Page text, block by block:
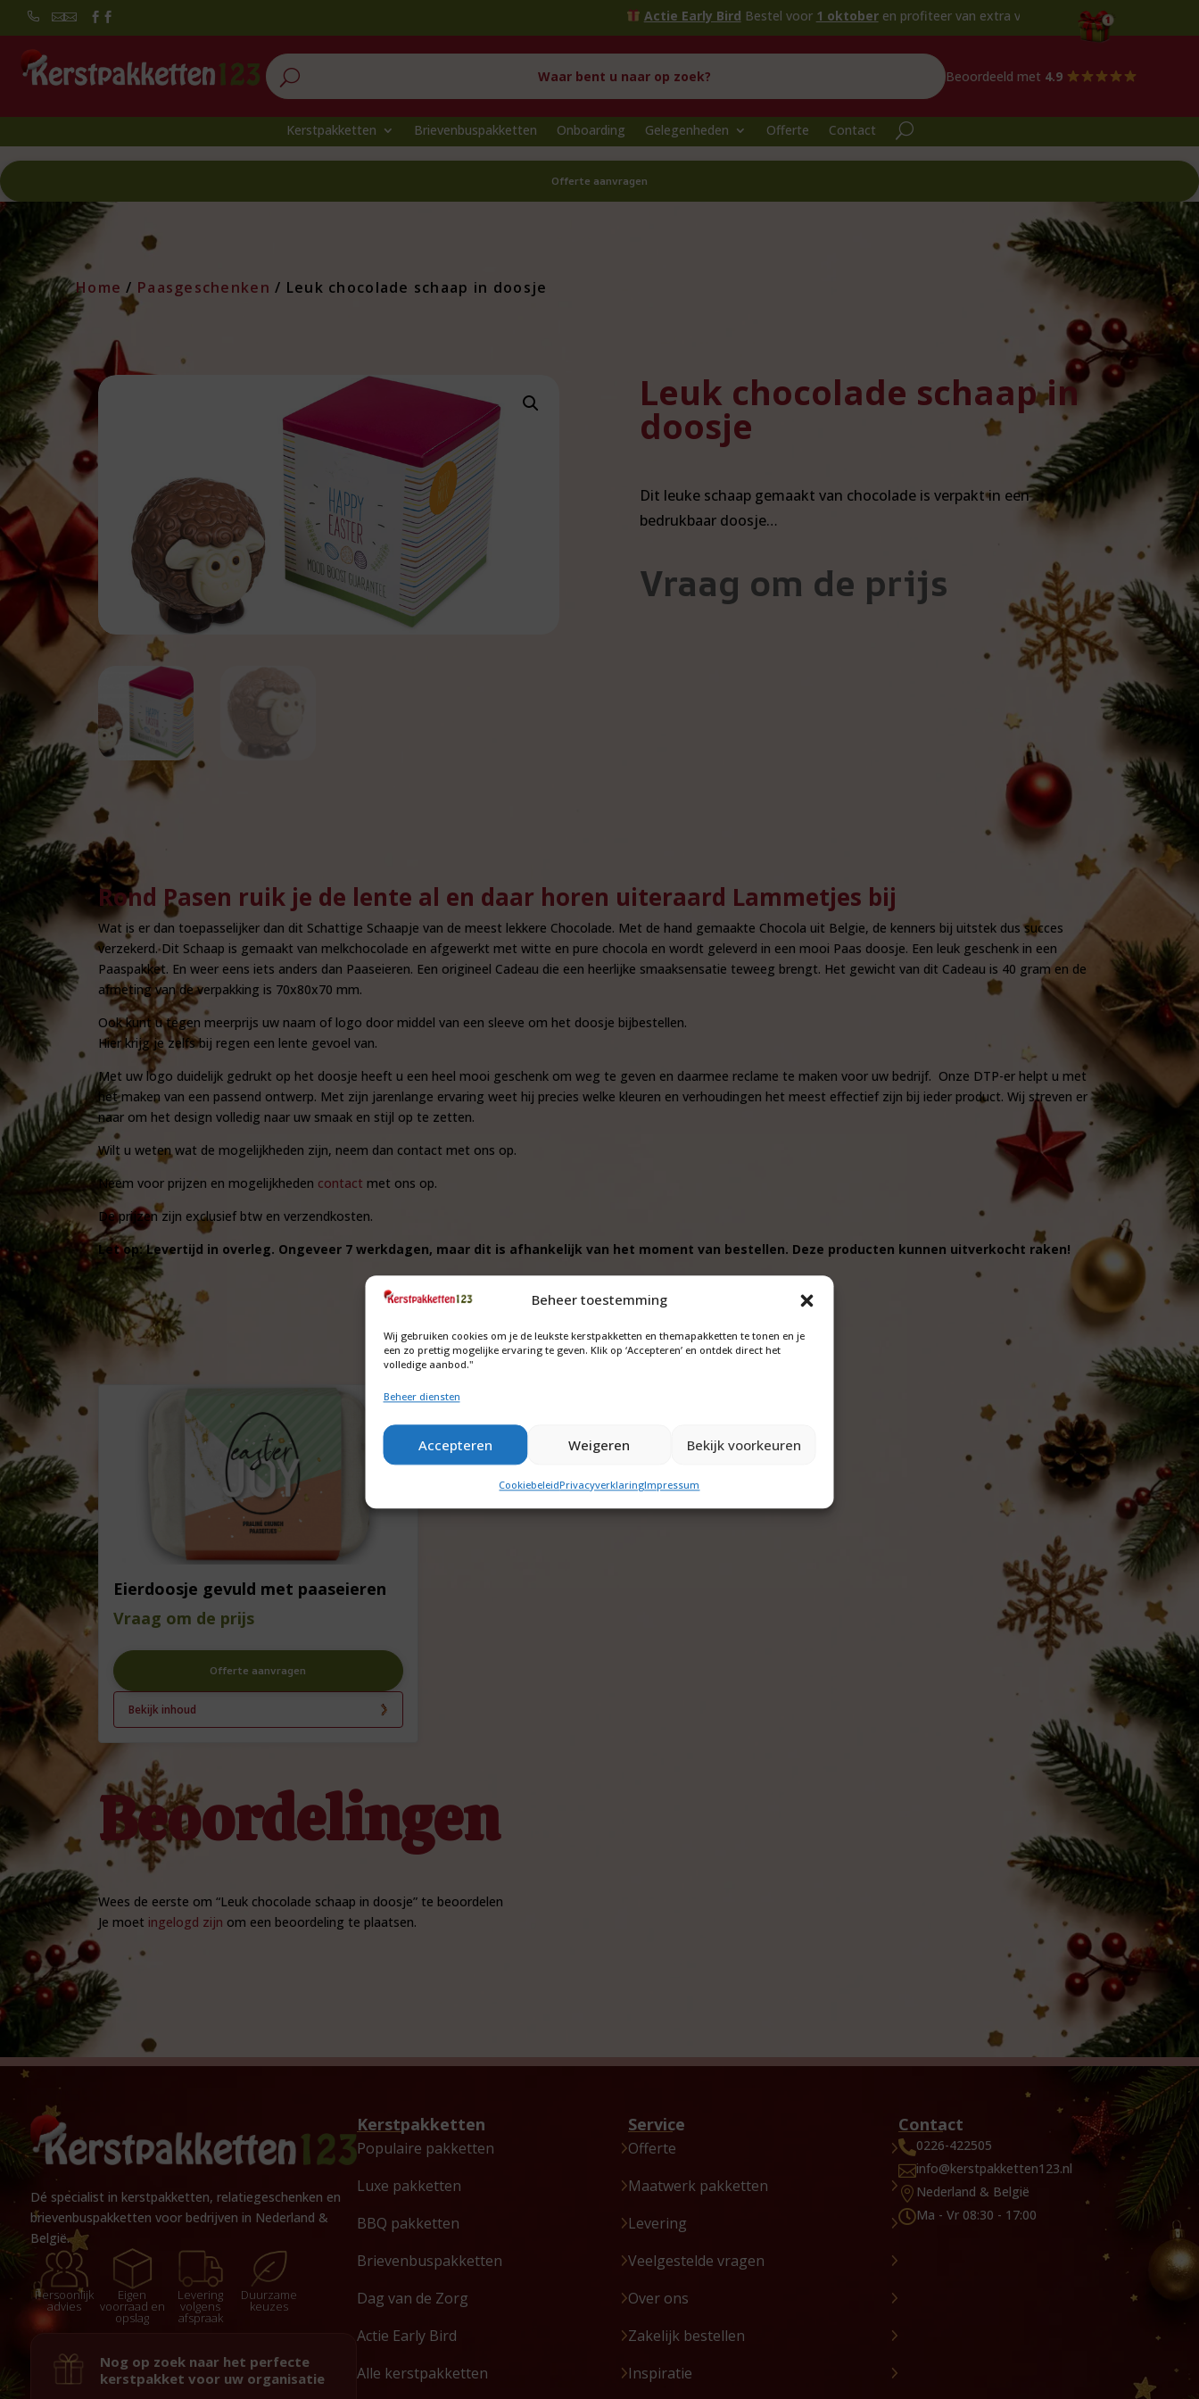
Beheer toestemming
Wij gebruiken cookies om je de leukste kerstpakketten en themapakketten te tonen en je
een zo prettig mogelijke ervaring te geven. Klik op ‘Accepteren’ en ontdek direct het
volledige aanbod."
Beheer diensten
Accepteren Weigeren Bekijk voorkeuren
CookiebeleidPrivacyverklaringImpressum
  Actie Early BirdBestel voor 1 oktoberen profiteer van extra voordeel!
U Beoordeeld met 4.9
Kerstpakketten Brievenbuspakketten Onboarding Gelegenheden Offerte Contact
Offerte aanvragen
Home / Paasgeschenken / Leuk chocolade schaap in doosje
Leuk chocolade schaap in
doosje
Dit leuke schaap gemaakt van chocolade is verpakt in een
bedrukbaar doosje…
Vraag om de prijs
Rond Pasen ruik je de lente al en daar horen uiteraard Lammetjes bij
Wat is er dan toepasselijker dan dit Schattige Schaapje van de meest lekkere Chocolade. Met de hand gemaakte Chocola uit Belgie, de kenners bij uitstek dus succes
verzekerd. Dit Schaap is gemaakt van melkchocolade en afgewerkt met witte en pure chocola en wordt geleverd in een mooi Paas doosje. Een leuk geschenk in een
Paaspakket. En weer eens iets anders dan Paaseieren. Een origineel Cadeau die een heerlijke smaaksensatie teweeg brengt. Het gewicht van dit Cadeau is 40 gram en de
afmeting van de verpakking is 70x80x70 mm.
Ook kunt u tegen meerprijs uw naam of logo door middel van een sleeve om het doosje bijbestellen.
Hier krijg je zelfs bij regen een lente gevoel van.
Met uw logo duidelijk gedrukt op het doosje heeft u een heel mooi geschenk om weg te geven en daarmee reclame te maken voor uw bedrijf. Onze DTP-er helpt u met
het maken van een passend ontwerp. Met zijn jarenlange ervaring weet hij precies welke kleuren en verhoudingen het meest effectief zijn bij ieder product. Wij streven er
naar om het design volledig naar uw smaak en stijl op te zetten.
Wilt u weten wat de mogelijkheden zijn, neem dan contact met ons op.
Neem voor prijzen en mogelijkheden contact met ons op.
De prijzen zijn exclusief btw en verzendkosten.
Let op: Levertijd in overleg. Ongeveer 7 werkdagen, maar dit is afhankelijk van het moment van bestellen. Deze producten kunnen uitverkocht raken!
Eierdoosje gevuld met paaseieren
Vraag om de prijs
Offerte aanvragen
Bekijk inhoud
Beoordelingen
Wees de eerste om “Leuk chocolade schaap in doosje” te beoordelen
Je moet ingelogd zijn om een beoordeling te plaatsen.
Dé specialist in kerstpakketten, relatiegeschenken en
brievenbuspakketten voor bedrijven in Nederland &
België.
Persoonlijk
advies
Eigen
voorraad en
opslag
Levering
volgens
afspraak
Duurzame
keuzes
Nog op zoek naar het perfecte
kerstpakket voor uw organisatie
Kerstpakketten
Populaire pakketten
Luxe pakketten
BBQ pakketten
Brievenbuspakketten
Dag van de Zorg
Actie Early Bird
Alle kerstpakketten
Service
Offerte
Maatwerk pakketten
Levering
Veelgestelde vragen
Over ons
Zakelijk bestellen
Inspiratie
Contact
0226-422505
info@kerstpakketten123.nl
 Nederland & België
Ma - Vr 08:30 - 17:00